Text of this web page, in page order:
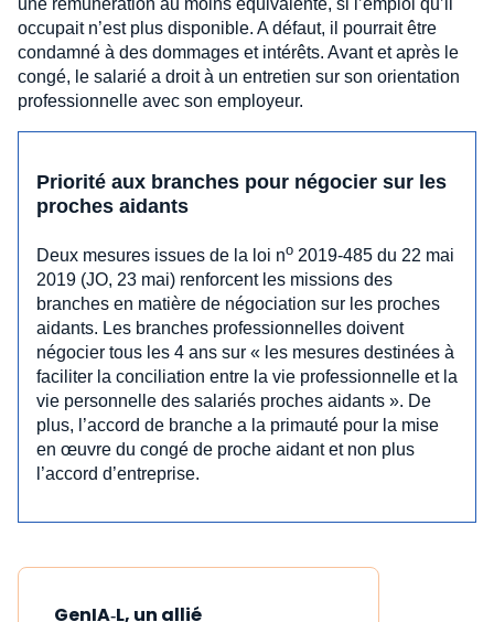
occupait n’est plus disponible. A défaut, il pourrait être
condamné à des dommages et intérêts. Avant et après le
congé, le salarié a droit à un entretien sur son orientation
professionnelle avec son employeur.
Priorité aux branches pour négocier sur les
proches aidants
Deux mesures issues de la loi no 2019-485 du 22 mai
2019 (JO, 23 mai) renforcent les missions des
branches en matière de négociation sur les proches
aidants. Les branches professionnelles doivent
négocier tous les 4 ans sur « les mesures destinées à
faciliter la conciliation entre la vie professionnelle et la
vie personnelle des salariés proches aidants ». De
plus, l’accord de branche a la primauté pour la mise
en œuvre du congé de proche aidant et non plus
l’accord d’entreprise.
GenIA‑L, un allié